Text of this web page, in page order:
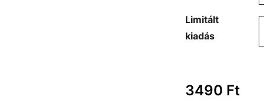
Limitált
kiadás
3490 Ft